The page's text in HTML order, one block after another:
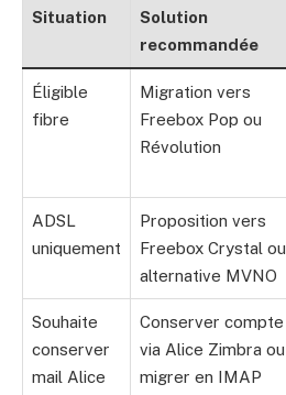
Situation
Solution
recommandée
Éligible
fibre
Migration vers
Freebox Pop ou
Révolution
ADSL
uniquement
Proposition vers
Freebox Crystal ou
alternative MVNO
Souhaite
conserver
mail Alice
Conserver compte
via Alice Zimbra ou
migrer en IMAP